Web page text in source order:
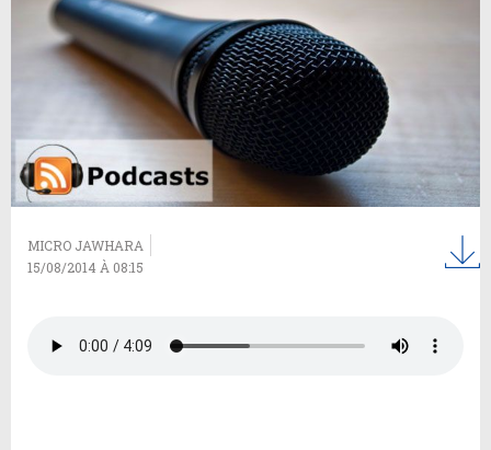
MICRO JAWHARA
15/08/2014 À 08:15